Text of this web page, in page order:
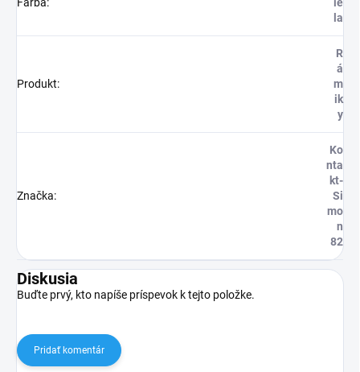
Farba:
ie
la
Produkt:
R
á
m
ik
y
Značka:
Ko
nta
kt-
Si
mo
n
82
Diskusia
Buďte prvý, kto napíše príspevok k tejto položke.
Pridať komentár